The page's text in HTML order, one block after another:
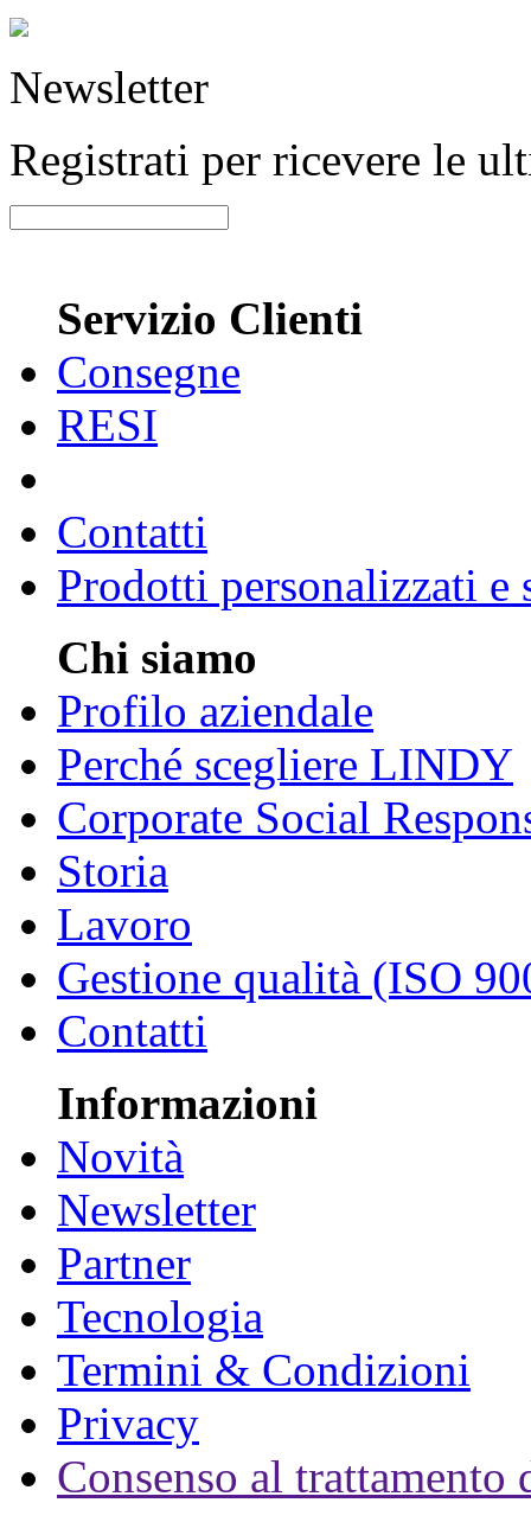
Newsletter
Registrati per ricevere le
Servizio Clienti
Consegne
RESI
Contatti
Prodotti personalizzati e
Chi siamo
Profilo aziendale
Perché scegliere LINDY
Corporate Social
Storia
Lavoro
Gestione qualità (ISO
Contatti
Informazioni
Novità
Newsletter
Partner
Tecnologia
Termini & Condizioni
Privacy
Consenso al trattamento